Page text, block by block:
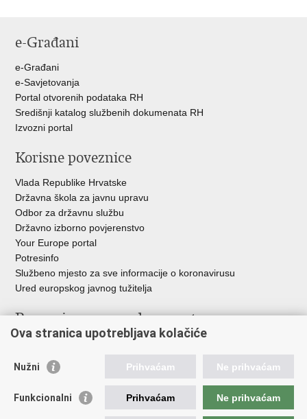
e-Građani
e-Građani
e-Savjetovanja
Portal otvorenih podataka RH
Središnji katalog službenih dokumenata RH
Izvozni portal
Korisne poveznice
Vlada Republike Hrvatske
Državna škola za javnu upravu
Odbor za državnu službu
Državno izborno povjerenstvo
Your Europe portal
Potresinfo
Službeno mjesto za sve informacije o koronavirusu
Ured europskog javnog tužitelja
Poveznice pravosudnog sustava
Državno odvjetništvo
Ured za suzbijanje korupcije i organiziranog kriminaliteta
Državnoodvjetničko vijeće
Ova stranica upotrebljava kolačiće
Nužni Prihvaćam Ne prihvaćam
Funkcionalni Prihvaćam Ne prihvaćam